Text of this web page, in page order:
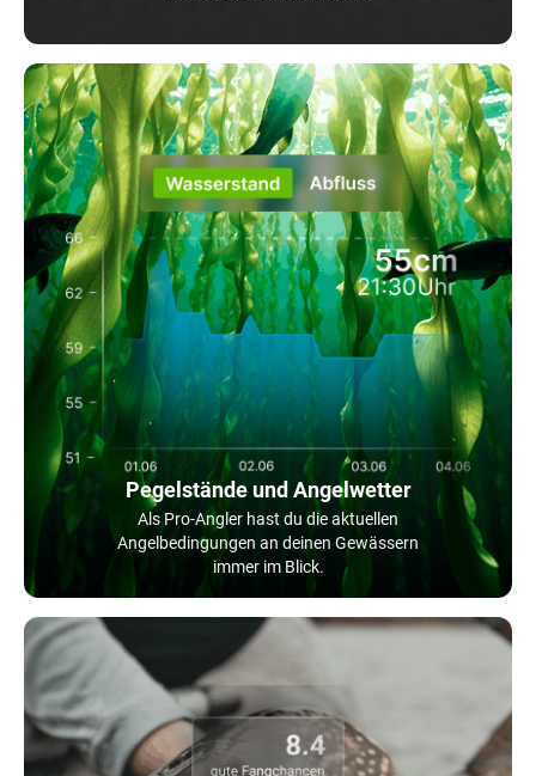
Pegelstände und Angelwetter
Als Pro-Angler hast du die aktuellen
Angelbedingungen an deinen Gewässern
immer im Blick.